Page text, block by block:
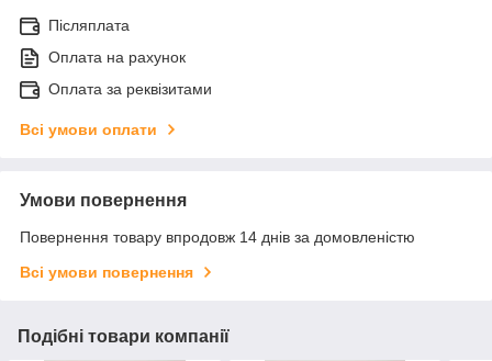
Післяплата
Оплата на рахунок
Оплата за реквізитами
Всі умови оплати
Умови повернення
Повернення товару впродовж 14 днів за домовленістю
Всі умови повернення
Подібні товари компанії